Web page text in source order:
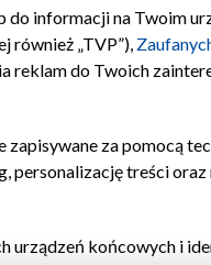
do informacji na Twoim
również „TVP”),
reklam do Twoich
zapisywane za pomocą
personalizację treści oraz
urządzeń końcowych i